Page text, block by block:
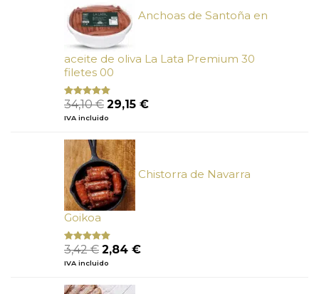
Anchoas de Santoña en
aceite de oliva La Lata Premium 30
filetes 00
Valorado
con
de 5
34,10€ El
precio
era:
34,10 €.
29,15 €El
IVA incluido
Chistorra de Navarra
Goikoa
Valorado
con
de 5
3,42€ El
precio
era:
2,84 €El
IVA incluido